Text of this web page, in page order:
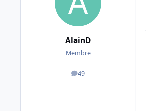
AlainD
Membre
49
messages